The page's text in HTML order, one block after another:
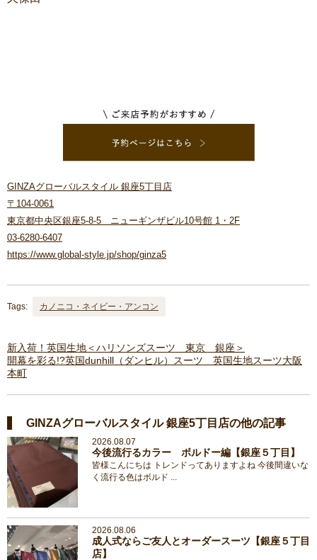
GINZAグローバルスタイル 銀座5丁目店
〒104-0061
東京都中央区銀座5-8-5 ニューギンザビル10号館 1・2F
03-6280-6407
https://www.global-style.jp/shop/ginza5
Tags: カノニコ・ネイビー・アンコン
新入荷！英国生地＜ハリソンズスーツ 東京 銀座＞
開幕を彩る!?英国dunhill（ダンヒル）スーツ 英国生地スーツ大阪
本町
GINZAグローバルスタイル 銀座5丁目店の他の記事
2026.08.07
今後流行るカラー ボルドー編【銀座５丁目】
皆様こんにちは トレンドってありますよね 今後間違いな
く流行る色はボルド ...
2026.08.06
成人式ならご友人とオーダースーツ【銀座５丁目
店】